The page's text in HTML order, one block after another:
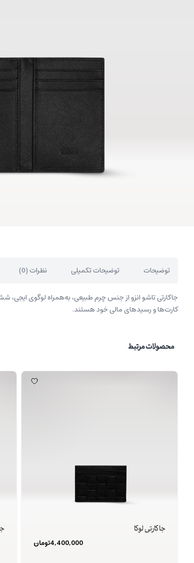
توضیحات توضیحات تکمیلی نظرات (0)
جاکارتی تاشو انزو از جنس چرم طبیعی، به‌همراه لوگوی
کارت‌ها و رسیدهای مالی خود هستند.
محصولات مرتبط
جا کارتی لوکا
4,400,000تومان